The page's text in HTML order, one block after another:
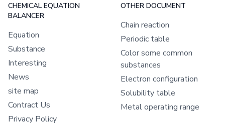
CHEMICAL EQUATION
BALANCER
Equation
Substance
Interesting
News
site map
Contract Us
Privacy Policy
OTHER DOCUMENT
Chain reaction
Periodic table
Color some common
substances
Electron configuration
Solubility table
Metal operating range